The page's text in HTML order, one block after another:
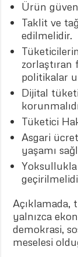
Ürün
Taklit ve
edilmelidir.
zorlaştıran
politikalar
Dijital
Tüketici
Asgari
yaşamı
Açıklamada,
yalnızca
demokrasi,
meselesi